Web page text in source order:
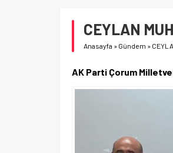
CEYLAN
Anasayfa » Gündem »
AK Parti Çorum